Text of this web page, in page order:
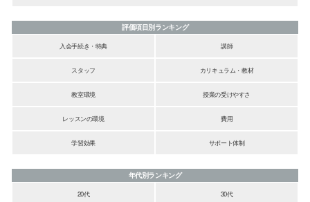
評価項目別ランキング
入会手続き・特典
講師
スタッフ カリキュラム・教材
教室環境 授業の受けやすさ
レッスンの環境 費用
学習効果 サポート体制
年代別ランキング
20代
30代